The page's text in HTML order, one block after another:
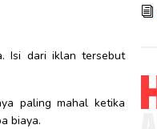
Isi dari iklan tersebut
paling mahal ketika
biaya.